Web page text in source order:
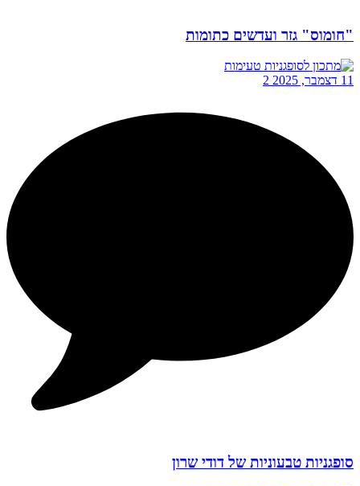
"חומוס" גזר ועדשים כתומות
11 דצמבר, 2025 2
סופגניות טבעוניות של דודי שרון